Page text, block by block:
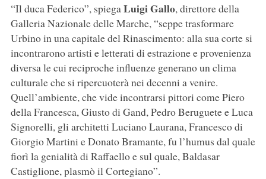
“Il duca Federico”, spiegaLuigi Gallo, direttore della
Galleria Nazionale delle Marche, “seppe trasformare
Urbino in una capitale del Rinascimento: alla sua corte si
incontrarono artisti e letterati di estrazione e provenienza
diversa le cui reciproche influenze generano un clima
culturale che si ripercuoterà nei decenni a venire.
Quell’ambiente, che vide incontrarsi pittori come Piero
della Francesca, Giusto di Gand, Pedro Beruguete e Luca
Signorelli, gli architetti Luciano Laurana, Francesco di
Giorgio Martini e Donato Bramante, fu l’humus dal quale
fiorì la genialità di Raffaello e sul quale, Baldasar
Castiglione, plasmò il Cortegiano”.